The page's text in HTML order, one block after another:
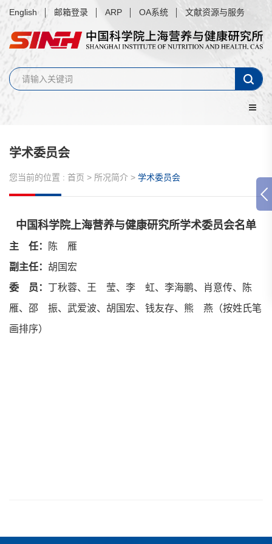
English 邮箱登录 ARP OA系统 文献资源与服务
学术委员会
您当前的位置 : 首页 > 所况简介 > 学术委员会
中国科学院上海营养与健康研究所学术委员会名单
主 任：
陈 雁
副主任： 胡国宏
委 员：
丁秋蓉、王 莹、李 虹、李海鹏、肖意传、陈
雁、邵 振、武爱波、胡国宏、钱友存、熊 燕（按姓氏笔
画排序）